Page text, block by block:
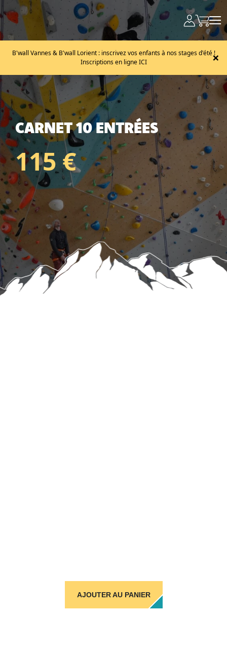
B'wall Vannes & B'wall Lorient : inscrivez vos enfants à nos stages d'été !
Inscriptions en ligne ICI
×
CARNET 10 ENTRÉES
115 €
AJOUTER AU PANIER